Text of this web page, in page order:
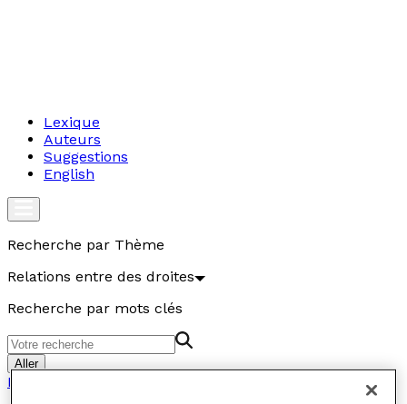
Lexique
Auteurs
Suggestions
English
Recherche par Thème
Relations entre des droites
Recherche par mots clés
Aller
Relations entre des droites